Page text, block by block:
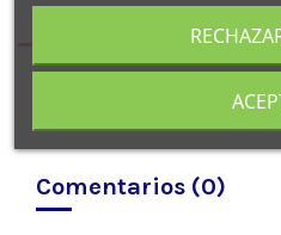
Detalles del producto
Comentarios (0)